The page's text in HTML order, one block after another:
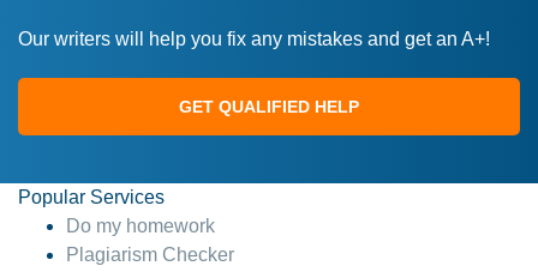
Our writers will help you fix any mistakes and get an A+!
GET QUALIFIED HELP
Popular Services
Do my homework
Plagiarism Checker